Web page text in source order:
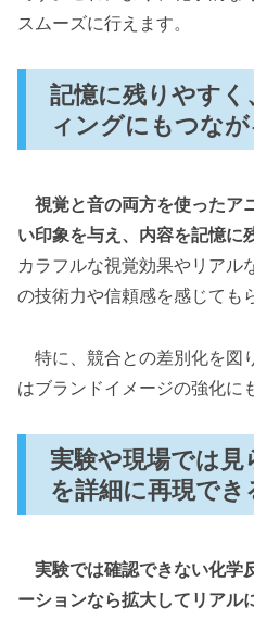
スムーズに行えます。
記憶に残りやす
ィングにもつなが
視覚と音の両方を使ったア
い印象を与え、内容を記憶に
カラフルな視覚効果やリアル
の技術力や信頼感を感じても
特に、競合との差別化を図
はブランドイメージの強化に
実験や現場では
を詳細に再現でき
実験では確認できない化学
ーションなら拡大してリアル